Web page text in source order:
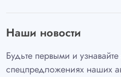
Наши новости
Будьте первыми и
спецпредложениях наших